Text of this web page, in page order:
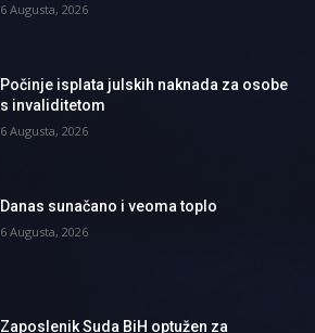
6 Augusta, 2026
Počinje isplata julskih naknada za osobe
s invaliditetom
6 Augusta, 2026
Danas sunačano i veoma toplo
6 Augusta, 2026
Zaposlenik Suda BiH optužen za